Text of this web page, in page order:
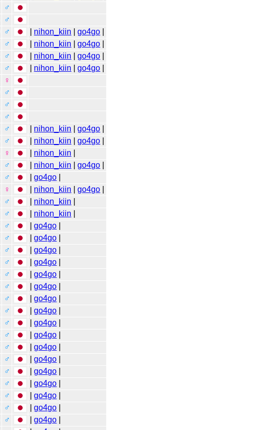
♂
♂
♂ nihon_kiin |go4go
♂ nihon_kiin |go4go
♂ nihon_kiin |go4go
♂ nihon_kiin |go4go
♀
♂
♂
♂
♂ nihon_kiin |go4go
♂ nihon_kiin |go4go
♀ nihon_kiin
♂ nihon_kiin |go4go
♂ |go4go
♀ nihon_kiin |go4go
♂ nihon_kiin
♂ nihon_kiin
♂ |go4go
♂ |go4go
♂ |go4go
♂ |go4go
♂ |go4go
♂ |go4go
♂ |go4go
♂ |go4go
♂ |go4go
♂ |go4go
♂ |go4go
♂ |go4go
♂ |go4go
♂ |go4go
♂ |go4go
♂ |go4go
♂ |go4go